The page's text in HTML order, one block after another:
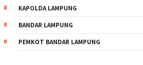
KAPOLDA LAMPUNG
BANDAR LAMPUNG
PEMKOT BANDAR LAMPUNG